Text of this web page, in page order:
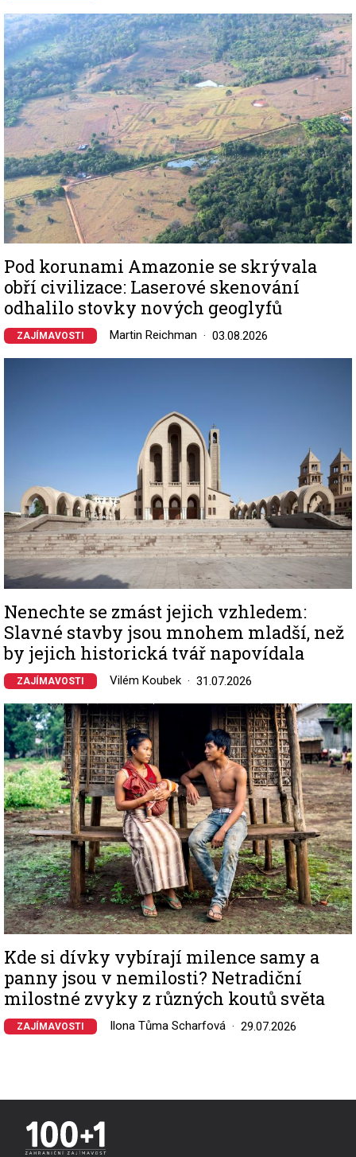
Image
Pod korunami Amazonie se skrývala
obří civilizace: Laserové skenování
odhalilo stovky nových geoglyfů
ZAJÍMAVOSTI Martin Reichman 03.08.2026
Nenechte se zmást jejich vzhledem:
Slavné stavby jsou mnohem mladší, než
by jejich historická tvář napovídala
ZAJÍMAVOSTI Vilém Koubek 31.07.2026
Image
Kde si dívky vybírají milence samy a
panny jsou v nemilosti? Netradiční
milostné zvyky z různých koutů světa
ZAJÍMAVOSTI Ilona Tůma Scharfová 29.07.2026